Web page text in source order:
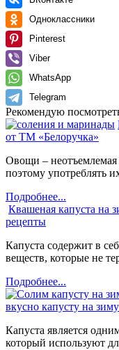
Одноклассники
Pinterest
Viber
WhatsApp
Telegram
Рекомендую
от ТМ «Белоручка»
Овощи – неотъемлемая
поэтому употреблять
Подробнее...
Квашеная капуста на
рецепты
Капуста содержит в
веществ, которые не
Подробнее...
вкусно капусту на
Капуста является
который используют